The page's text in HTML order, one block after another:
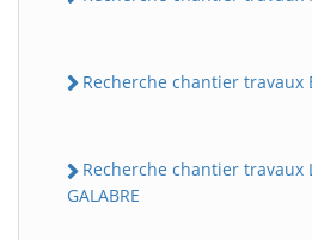
Recherche chantier travaux
Recherche chantier travaux
GALABRE